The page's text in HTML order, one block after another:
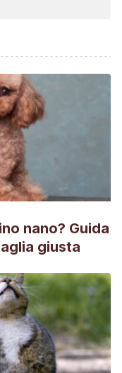
nano? Guida
giusta